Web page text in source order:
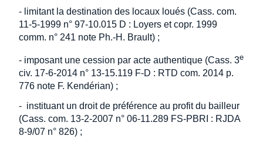
- limitant la destination des locaux loués (Cass. com.
11-5-1999 n° 97-10.015 D : Loyers et copr. 1999
comm. n° 241 note Ph.-H. Brault) ;
- imposant une cession par acte authentique (Cass. 3e
civ. 17-6-2014 n° 13-15.119 F-D : RTD com. 2014 p.
776 note F. Kendérian) ;
- instituant un droit de préférence au profit du bailleur
(Cass. com. 13-2-2007 n° 06-11.289 FS-PBRI : RJDA
8-9/07 n° 826) ;